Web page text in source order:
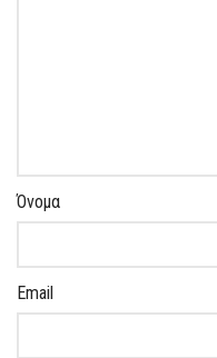
Όνομα
Email